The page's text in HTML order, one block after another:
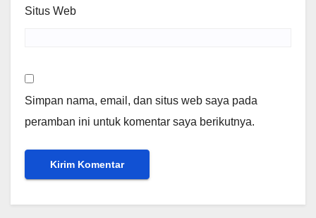
Situs Web
Simpan nama, email, dan situs web saya pada
peramban ini untuk komentar saya berikutnya.